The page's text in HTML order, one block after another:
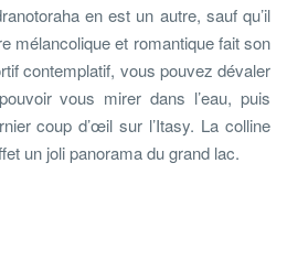
en est un autre, sauf qu’il
mélancolique et romantique fait son
contemplatif, vous pouvez dévaler
vous mirer dans l’eau, puis
coup d’œil sur l’Itasy. La colline
un joli panorama du grand lac.